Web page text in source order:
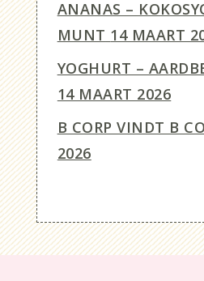
ANANAS –
MUNT 14 MAART
YOGHURT –
14 MAART 2026
B CORP VINDT B
2026